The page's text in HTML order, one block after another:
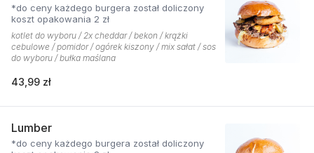
*do ceny każdego burgera został doliczony
koszt opakowania 2 zł
kotlet do wyboru / 2x cheddar / bekon / krążki
cebulowe / pomidor / ogórek kiszony / mix sałat / sos
do wyboru / bułka maślana
43,99 zł
Lumber
*do ceny każdego burgera został doliczony